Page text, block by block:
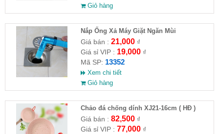
Giỏ hàng
Nắp Ống Xả Máy Giặt Ngăn Mùi
Giá bán : 21,000₫
Giá sỉ VIP : 19,000₫
Mã SP: 13352
Xem chi tiết
Giỏ hàng
Chảo đá chống dính XJ21-16cm ( HĐ )
Giá bán : 82,500₫
Giá sỉ VIP : 77,000₫